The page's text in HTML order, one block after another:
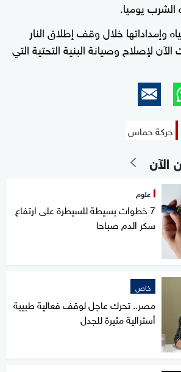
وإمداداتها خلال وقف إطلاق النار
الآن لإصلاح وصيانة البنية التحتية التي
حركة حماس
الآن
علوم
7 خطوات بسيطة للسيطرة على ارتفاع
سكر الدم صباحا
خاص
مصر.. تحرك عاجل لوقف فعالية طبيبة
أسترالية مثيرة للجدل